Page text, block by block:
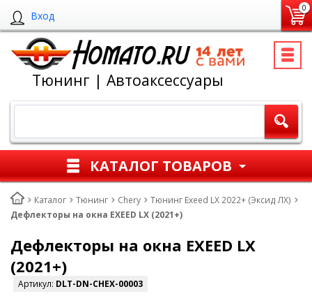
Вход
0
Тюнинг | Автоаксессуары
КАТАЛОГ ТОВАРОВ
Каталог Тюнинг Chery
Тюнинг Exeed LX 2022+ (Эксид ЛХ)
Дефлекторы на окна EXEED LX (2021+)
Дефлекторы на окна EXEED LX
(2021+)
Артикул: DLT-DN-CHEX-00003